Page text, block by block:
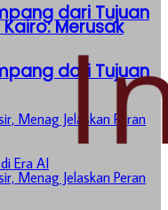
dari Tujuan
Merusak
dari Tujuan